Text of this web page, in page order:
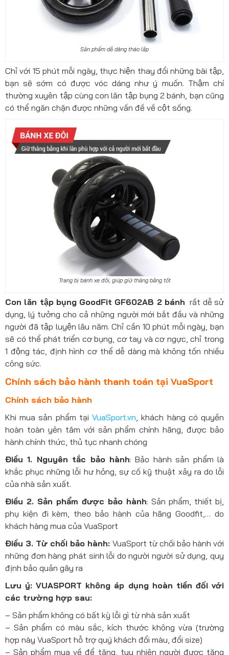
Sản phẩm dễ dàng tháo lắp
Chỉ với 15 phút mỗi ngày, thực hiện thay đổi những bài tập,
bạn sẽ sớm có được vóc dáng như ý muốn. Thậm chí
thường xuyên tập cùng con lăn tập bụng 2 bánh, bạn cũng
có thể ngăn chặn được những vấn đề về cột sống.
Trang bị bánh xe đôi, giúp giữ thăng bằng tốt
Con lăn tập bụng GoodFit GF602AB 2 bánh rất dễ sử
dụng, lý tưởng cho cả những người mới bắt đầu và những
người đã tập luyện lâu năm. Chỉ cần 10 phút mỗi ngày, bạn
sẽ có thể phát triển cơ bụng, cơ tay và cơ ngực, chỉ trong
1 động tác, định hình cơ thể dễ dàng mà không tốn nhiều
công sức.
Chính sách bảo hành thanh toán tại VuaSport
Chính sách bảo hành
Khi mua sản phẩm tạiVuaSport.vn, khách hàng có quyền
hoàn toàn yên tâm với sản phẩm chính hãng, được bảo
hành chính thức, thủ tục nhanh chóng
Điều 1. Nguyên tắc bảo hành: Bảo hành sản phẩm là
khắc phục những lỗi hư hỏng, sự cố kỹ thuật xảy ra do lỗi
của nhà sản xuất.
Điều 2. Sản phẩm được bảo hành: Sản phẩm, thiết bị,
phụ kiện đi kèm, theo bảo hành của hãng Goodfit,… do
khách hàng mua của VuaSport
Điều 3. Từ chối bảo hành: VuaSport từ chối bảo hành với
những đơn hàng phát sinh lỗi do người người sử dụng, quy
định bảo quản gây ra
Lưu ý: VUASPORT không áp dụng hoàn tiền đối với
các trường hợp sau:
– Sản phẩm không có bất kỳ lỗi gì từ nhà sản xuất
– Sản phẩm có màu sắc, kích thước không vừa (trường
hợp này VuaSport hỗ trợ quý khách đổi màu, đổi size)
– Sản phẩm mua về để tặng, tuy nhiên người được tặng